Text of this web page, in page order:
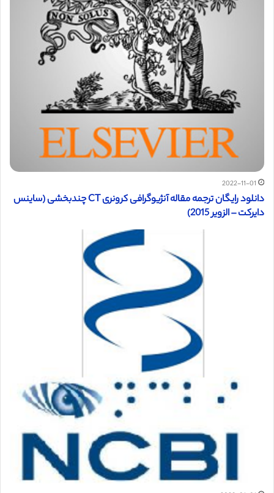
2022-11-01
دانلود رایگان ترجمه مقاله آنژیوگرافی کرونری CT چندبخشی (ساینس
دایرکت – الزویر 2015)